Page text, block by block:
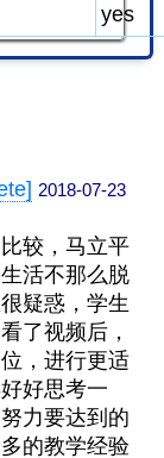
yes
2018-07-23
较，马立平
活不那么脱
疑惑，学生
了视频后，
，进行更适
好思考一
力要达到的
的教学经验